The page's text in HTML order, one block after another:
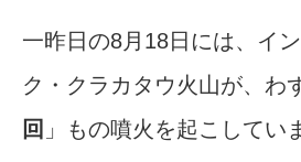
一昨日の8月18日には、イ
ク・クラカタウ火山が、わ
回 」もの噴火を起こしてい